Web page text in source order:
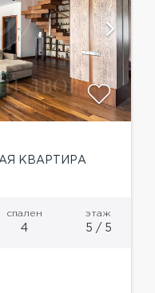
КВАРТИРА
спален
4
этаж
5 / 5